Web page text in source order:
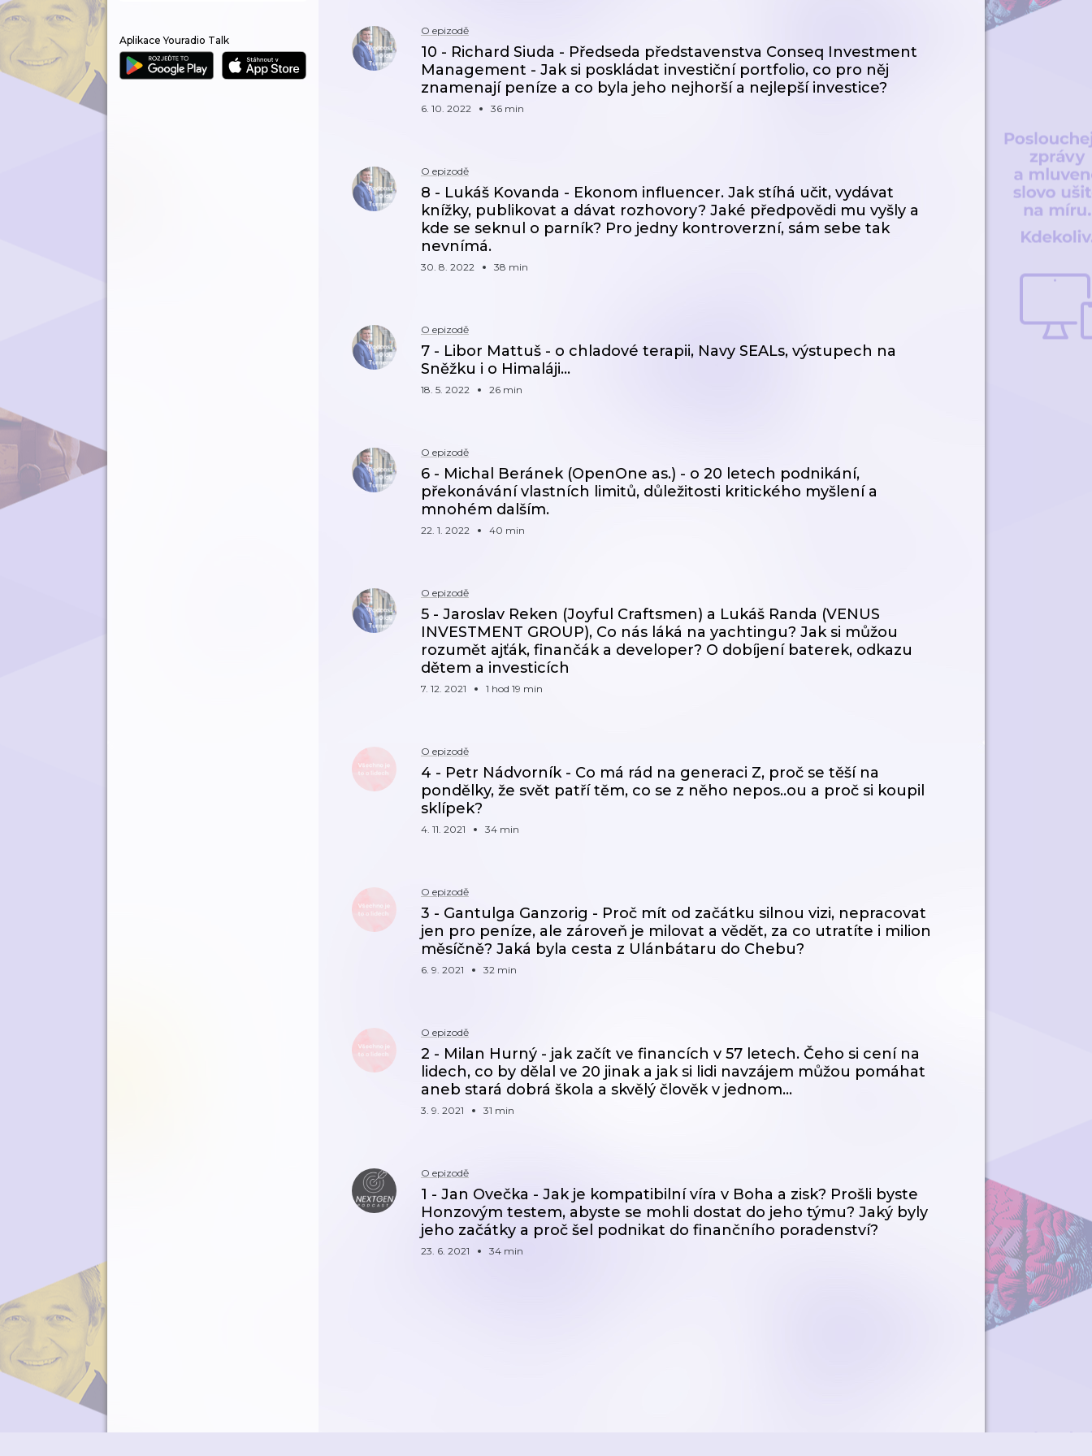
Aplikace Youradio Talk
O epizodě
10 - Richard Siuda - Předseda představenstva Conseq Investment
Management - Jak si poskládat investiční portfolio, co pro něj
znamenají peníze a co byla jeho nejhorší a nejlepší investice?
6. 10. 2022 36 min
O epizodě
8 - Lukáš Kovanda - Ekonom influencer. Jak stíhá učit, vydávat
knížky, publikovat a dávat rozhovory? Jaké předpovědi mu vyšly a
kde se seknul o parník? Pro jedny kontroverzní, sám sebe tak
nevnímá.
30. 8. 2022 38 min
O epizodě
7 - Libor Mattuš - o chladové terapii, Navy SEALs, výstupech na
Sněžku i o Himaláji...
18. 5. 2022 26 min
O epizodě
6 - Michal Beránek (OpenOne as.) - o 20 letech podnikání,
překonávání vlastních limitů, důležitosti kritického myšlení a
mnohém dalším.
22. 1. 2022 40 min
O epizodě
5 - Jaroslav Reken (Joyful Craftsmen) a Lukáš Randa (VENUS
INVESTMENT GROUP), Co nás láká na yachtingu? Jak si můžou
rozumět ajťák, finančák a developer? O dobíjení baterek, odkazu
dětem a investicích
7. 12. 2021 1 hod 19 min
O epizodě
4 - Petr Nádvorník - Co má rád na generaci Z, proč se těší na
pondělky, že svět patří těm, co se z něho nepos..ou a proč si koupil
sklípek?
4. 11. 2021 34 min
O epizodě
3 - Gantulga Ganzorig - Proč mít od začátku silnou vizi, nepracovat
jen pro peníze, ale zároveň je milovat a vědět, za co utratíte i milion
měsíčně? Jaká byla cesta z Ulánbátaru do Chebu?
6. 9. 2021 32 min
O epizodě
2 - Milan Hurný - jak začít ve financích v 57 letech. Čeho si cení na
lidech, co by dělal ve 20 jinak a jak si lidi navzájem můžou pomáhat
aneb stará dobrá škola a skvělý člověk v jednom...
3. 9. 2021 31 min
O epizodě
1 - Jan Ovečka - Jak je kompatibilní víra v Boha a zisk? Prošli byste
Honzovým testem, abyste se mohli dostat do jeho týmu? Jaký byly
jeho začátky a proč šel podnikat do finančního poradenství?
23. 6. 2021 34 min